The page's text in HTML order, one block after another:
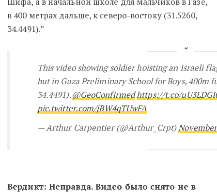
в 400 метрах дальше, к северо-востоку (31.5260,
34.4491).”
This video showing soldier hoisting an Israeli
but in Gaza Preliminary School for Boys, 400m
34.4491).@GeoConfirmedhttps://t.co/
pic.twitter.com/jBW4qTUwFA
— Arthur Carpentier (@Arthur_Crpt)
Вердикт: Неправда. Видео было снято не в